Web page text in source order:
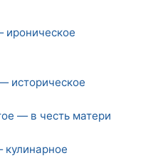
ироническое
историческое
— в честь матери
кулинарное